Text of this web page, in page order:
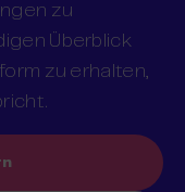
zu
Überblick
zu erhalten,